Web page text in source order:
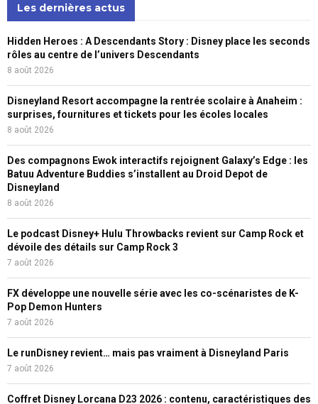
Les dernières actus
Hidden Heroes : A Descendants Story : Disney place les seconds
rôles au centre de l’univers Descendants
8 août 2026
Disneyland Resort accompagne la rentrée scolaire à Anaheim :
surprises, fournitures et tickets pour les écoles locales
8 août 2026
Des compagnons Ewok interactifs rejoignent Galaxy’s Edge : les
Batuu Adventure Buddies s’installent au Droid Depot de
Disneyland
8 août 2026
Le podcast Disney+ Hulu Throwbacks revient sur Camp Rock et
dévoile des détails sur Camp Rock 3
7 août 2026
FX développe une nouvelle série avec les co-scénaristes de K-
Pop Demon Hunters
7 août 2026
Le runDisney revient… mais pas vraiment à Disneyland Paris
7 août 2026
Coffret Disney Lorcana D23 2026 : contenu, caractéristiques des